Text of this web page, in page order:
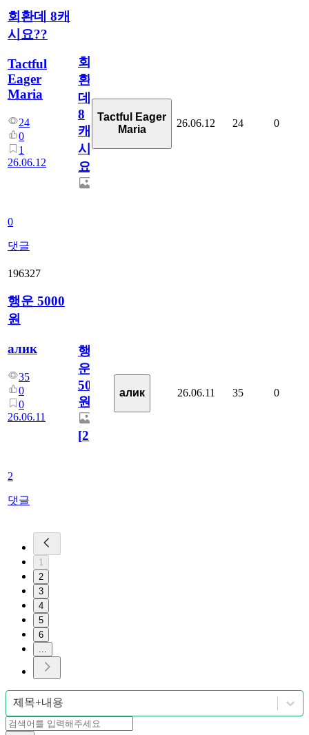
회환데 8캐
시요??
Tactful
Eager
Maria
24
0
1
26.06.12
0
댓글
회
환
데
8
캐
시
요??
Tactful Eager
Maria
26.06.12 24 0
196327
행운 5000
원
алик
35
0
0
26.06.11
2
댓글
행
운
5000
원
[2]
алик 26.06.11 35 0
1
2
3
4
5
6
제목+내용